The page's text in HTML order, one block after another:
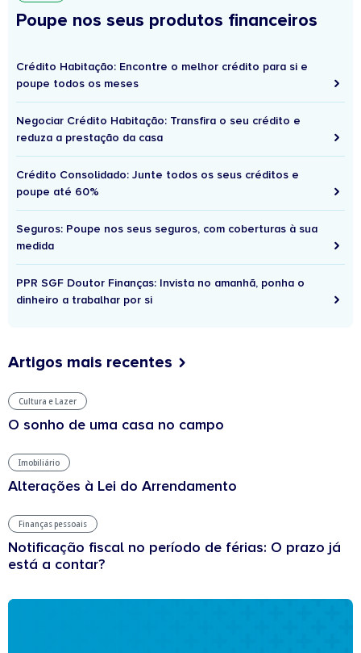
Poupe nos seus produtos financeiros
Crédito Habitação: Encontre o melhor crédito para si e
poupe todos os meses
Negociar Crédito Habitação: Transfira o seu crédito e
reduza a prestação da casa
Crédito Consolidado: Junte todos os seus créditos e
poupe até 60%
Seguros: Poupe nos seus seguros, com coberturas à sua
medida
PPR SGF Doutor Finanças: Invista no amanhã, ponha o
dinheiro a trabalhar por si
Artigos mais recentes
Cultura e Lazer
O sonho de uma casa no campo
Imobiliário
Alterações à Lei do Arrendamento
Finanças pessoais
Notificação fiscal no período de férias: O prazo já
está a contar?